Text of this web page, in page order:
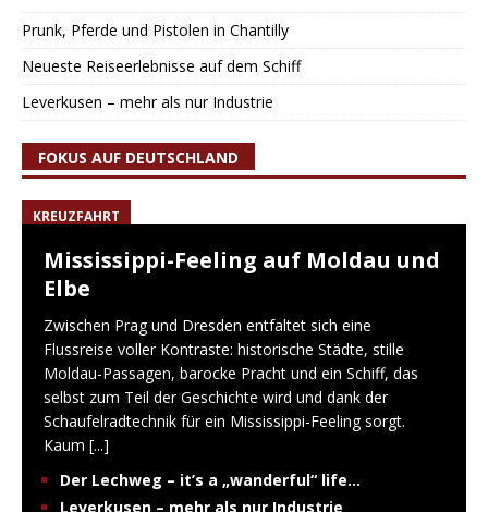
Prunk, Pferde und Pistolen in Chantilly
Neueste Reiseerlebnisse auf dem Schiff
Leverkusen – mehr als nur Industrie
FOKUS AUF DEUTSCHLAND
KREUZFAHRT
Mississippi-Feeling auf Moldau und
Elbe
Zwischen Prag und Dresden entfaltet sich eine
Flussreise voller Kontraste: historische Städte, stille
Moldau-Passagen, barocke Pracht und ein Schiff, das
selbst zum Teil der Geschichte wird und dank der
Schaufelradtechnik für ein Mississippi-Feeling sorgt.
Kaum [...]
Der Lechweg – it’s a „wanderful“ life…
Leverkusen – mehr als nur Industrie